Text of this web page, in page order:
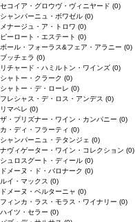
セコイア・グロウヴ・ヴィニヤード (0)
シャンパーニュ・ボワゼル (0)
メナージュ・ア・トロワ (0)
ピーロート・エステート (0)
ボール・フォーラス&フェア・アラニー (0)
ブッチェラ (0)
リチャード・ハミルトン・ワインズ (0)
シャトー・クラーク (0)
シャトー・デ・ローレ (0)
フレシャス・デ・ロス・アンデス (0)
リマペレ (0)
ザ・プリズナー・ワイン・カンパニー (0)
カ・ディ・フラーティ (0)
シャンパーニュ・テタンジェ (0)
ナヴィゲーター・ワイン・コレクション (0)
シュロスグート・ディール (0)
ドメーヌ・ド・バロナーク (0)
ルイ・マックス (0)
ドメーヌ・ベルターニャ (0)
フィンカ・ラス・モラス・ワイナリー (0)
ハイツ・セラー (0)